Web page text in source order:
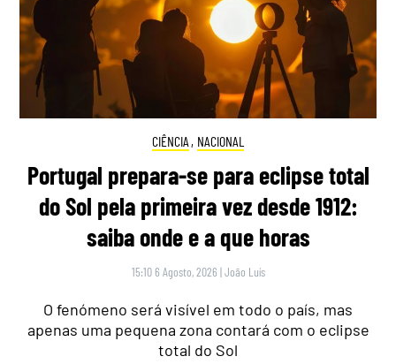
CIÊNCIA , NACIONAL
Portugal prepara-se para eclipse total
do Sol pela primeira vez desde 1912:
saiba onde e a que horas
15:10 6 Agosto, 2026 |João Luís
O fenómeno será visível em todo o país, mas
apenas uma pequena zona contará com o eclipse
total do Sol